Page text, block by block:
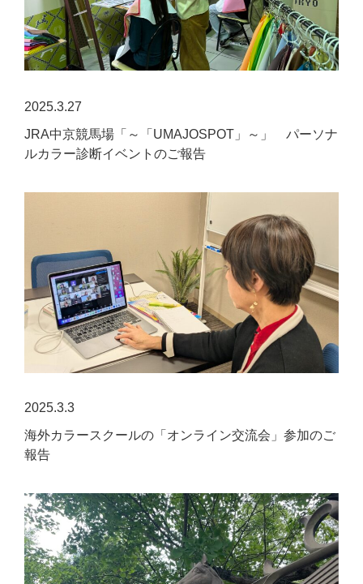
2025.3.27
JRA中京競馬場「～「UMAJOSPOT」～」 パーソナ
ルカラー診断イベントのご報告
2025.3.3
海外カラースクールの「オンライン交流会」参加のご
報告